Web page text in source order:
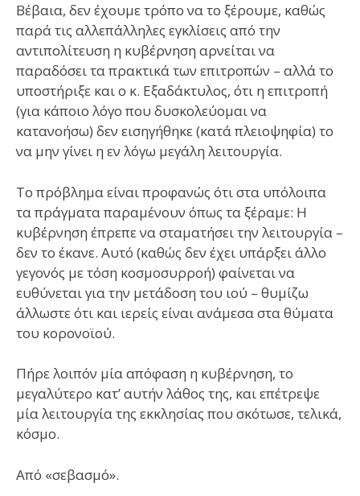
Βέβαια, δεν έχουμε τρόπο να το ξέρουμε, καθώς
παρά τις αλλεπάλληλες εγκλίσεις από την
αντιπολίτευση η κυβέρνηση αρνείται να
παραδόσει τα πρακτικά των επιτροπών – αλλά το
υποστήριξε και ο κ. Εξαδάκτυλος, ότι η επιτροπή
(για κάποιο λόγο που δυσκολεύομαι να
κατανοήσω) δεν εισηγήθηκε (κατά πλειοψηφία) το
να μην γίνει η εν λόγω μεγάλη λειτουργία.
Το πρόβλημα είναι προφανώς ότι στα υπόλοιπα
τα πράγματα παραμένουν όπως τα ξέραμε: Η
κυβέρνηση έπρεπε να σταματήσει την λειτουργία –
δεν το έκανε. Αυτό (καθώς δεν έχει υπάρξει άλλο
γεγονός με τόση κοσμοσυρροή) φαίνεται να
ευθύνεται για την μετάδοση του ιού – θυμίζω
άλλωστε ότι και ιερείς είναι ανάμεσα στα θύματα
του κορονοϊού.
Πήρε λοιπόν μία απόφαση η κυβέρνηση, το
μεγαλύτερο κατ’ αυτήν λάθος της, και επέτρεψε
μία λειτουργία της εκκλησίας που σκότωσε, τελικά,
κόσμο.
Από «σεβασμό».